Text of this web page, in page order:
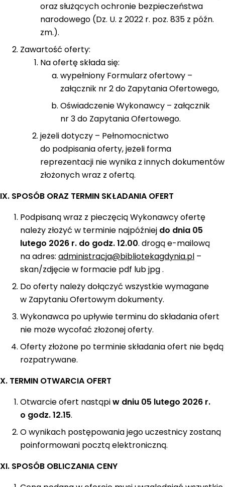
oraz służących ochronie bezpieczeństwa
narodowego (Dz. U. z 2022 r. poz. 835 z późn.
zm.).
Zawartość oferty:
Na ofertę składa się:
wypełniony Formularz ofertowy –
załącznik nr 2 do Zapytania Ofertowego,
Oświadczenie Wykonawcy – załącznik
nr 3 do Zapytania Ofertowego.
jeżeli dotyczy – Pełnomocnictwo
do podpisania oferty, jeżeli forma
reprezentacji nie wynika z innych dokumentów
złożonych wraz z ofertą.
IX. SPOSÓB ORAZ TERMIN SKŁADANIA OFERT
Podpisaną wraz z pieczęcią Wykonawcy ofertę
należy złożyć w terminie najpóźniej do dnia 05
lutego 2026 r. do godz. 12.00. drogą e-mailową
na adres: administracja@bibliotekagdynia.pl –
skan/zdjęcie w formacie pdf lub jpg .
Do oferty należy dołączyć wszystkie wymagane
w Zapytaniu Ofertowym dokumenty.
Wykonawca po upływie terminu do składania ofert
nie może wycofać złożonej oferty.
Oferty złożone po terminie składania ofert nie będą
rozpatrywane.
X. TERMIN OTWARCIA OFERT
Otwarcie ofert nastąpiw dniu 05 lutego 2026 r.
o godz. 12.15.
O wynikach postępowania jego uczestnicy zostaną
poinformowani pocztą elektroniczną.
XI. SPOSÓB OBLICZANIA CENY